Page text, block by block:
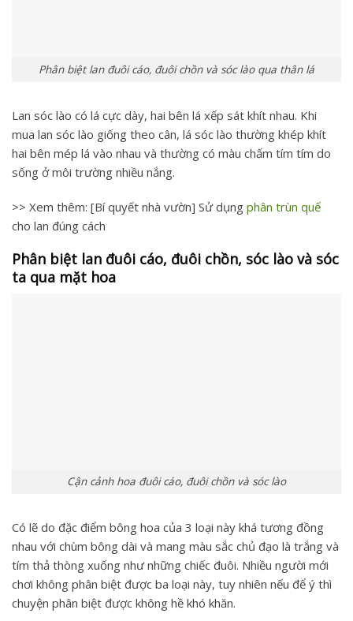
Phân biệt lan đuôi cáo, đuôi chồn và sóc lào qua thân lá
Lan sóc lào có lá cực dày, hai bên lá xếp sát khít nhau. Khi
mua lan sóc lào giống theo cân, lá sóc lào thường khép khít
hai bên mép lá vào nhau và thường có màu chấm tím tím do
sống ở môi trường nhiều nắng.
>> Xem thêm: [Bí quyết nhà vườn] Sử dụng phân trùn quế
cho lan đúng cách
Phân biệt lan đuôi cáo, đuôi chồn, sóc lào và sóc
ta qua mặt hoa
Cận cảnh hoa đuôi cáo, đuôi chồn và sóc lào
Có lẽ do đặc điểm bông hoa của 3 loại này khá tương đồng
nhau với chùm bông dài và mang màu sắc chủ đạo là trắng và
tím thả thòng xuống như những chiếc đuôi. Nhiều người mới
chơi không phân biệt được ba loại này, tuy nhiên nếu để ý thì
chuyện phân biệt được không hề khó khăn.